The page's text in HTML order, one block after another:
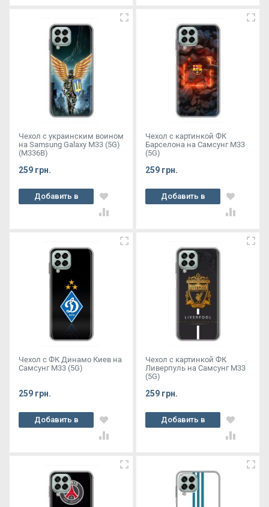
Чехол с украинским воином
на Samsung Galaxy M33 (5G)
(M336B)
259 грн.
Добавить в
корзину
Чехол с картинкой ФК
Барселона на Самсунг М33
(5G)
259 грн.
Добавить в
корзину
Чехол с ФК Динамо Киев на
Самсунг М33 (5G)
259 грн.
Добавить в
корзину
Чехол с картинкой ФК
Ливерпуль на Самсунг М33
(5G)
259 грн.
Добавить в
корзину